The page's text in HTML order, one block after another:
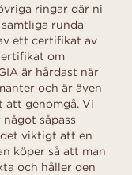
ringar där ni
runda
ett certifikat av
om
är hårdast när
och är även
genomgå. Vi
såpass
viktigt att en
köper så att man
och håller den